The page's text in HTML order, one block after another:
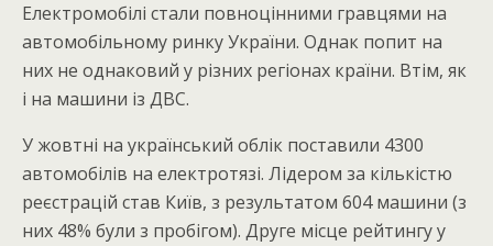
Електромобілі стали повноцінними гравцями на
автомобільному ринку України. Однак попит на
них не однаковий у різних регіонах країни. Втім, як
і на машини із ДВС.
У жовтні на український облік поставили 4300
автомобілів на електротязі. Лідером за кількістю
реєстрацій став Київ, з результатом 604 машини (з
них 48% були з пробігом). Друге місце рейтингу у